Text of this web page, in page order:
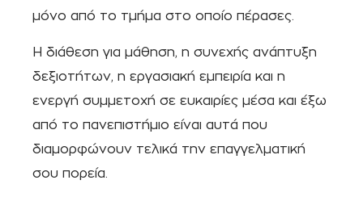
μόνο από το τμήμα στο οποίο πέρασες.
Η διάθεση για μάθηση, η συνεχής ανάπτυξη
δεξιοτήτων, η εργασιακή εμπειρία και η
ενεργή συμμετοχή σε ευκαιρίες μέσα και έξω
από το πανεπιστήμιο είναι αυτά που
διαμορφώνουν τελικά την επαγγελματική
σου πορεία.